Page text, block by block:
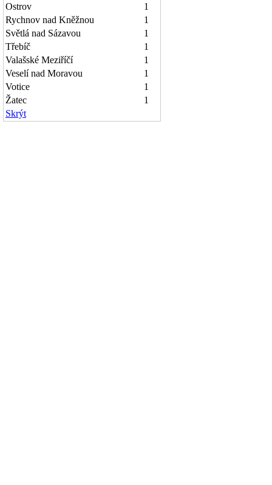
Ostrov
1
Rychnov nad Kněžnou
1
Světlá nad Sázavou
1
Třebíč
1
Valašské Meziříčí
1
Veselí nad Moravou
1
Votice
1
Žatec
1
Skrýt